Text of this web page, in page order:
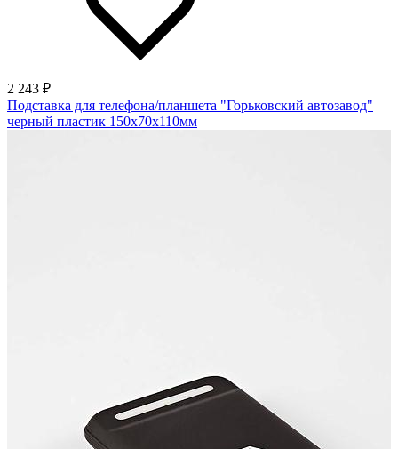
2 243 ₽
Подставка для телефона/планшета "Горьковский автозавод"
черный пластик 150х70х110мм